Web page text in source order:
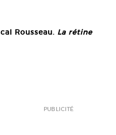
Rousseau. La rétine
PUBLICITÉ